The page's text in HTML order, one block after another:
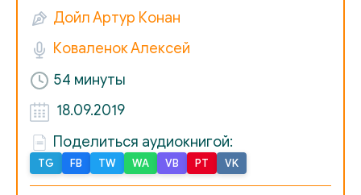
Дойл Артур Конан
Коваленок Алексей
54 минуты
18.09.2019
Поделиться аудиокнигой:
TG FB TW WA VB PT VK